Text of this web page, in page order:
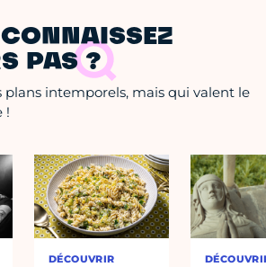
PAS ?
plans intemporels, mais qui valent le
!
DÉCOUVRIR